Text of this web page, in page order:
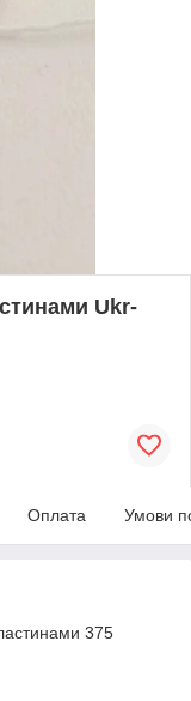
Ukr-
Оплата Умови
375